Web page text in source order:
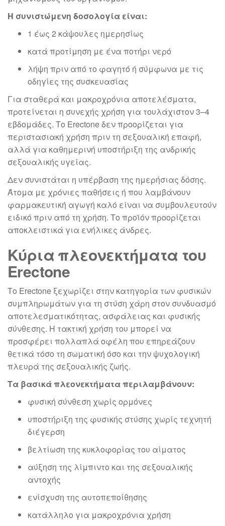
Η συνιστώμενη δοσολογία είναι:
1 έως 2 κάψουλες ημερησίως
κατά προτίμηση με ένα ποτήρι νερό
λήψη πριν από το φαγητό ή σύμφωνα με τις
οδηγίες της συσκευασίας
Για σταθερά και μακροχρόνια αποτελέσματα,
προτείνεται η συνεχής χρήση για τουλάχιστον 3–4
εβδομάδες. Το Erectone δεν προορίζεται για
περιστασιακή χρήση πριν τη σεξουαλική επαφή,
αλλά για καθημερινή υποστήριξη της ανδρικής
σεξουαλικής υγείας.
Δεν συνιστάται η υπέρβαση της ημερήσιας δόσης.
Άτομα με χρόνιες παθήσεις ή που λαμβάνουν
φαρμακευτική αγωγή καλό είναι να συμβουλευτούν
ειδικό πριν από τη χρήση. Το προϊόν προορίζεται
αποκλειστικά για ενήλικες άνδρες.
Κύρια πλεονεκτήματα του
Erectone
Το Erectone ξεχωρίζει στην κατηγορία των φυσικών
συμπληρωμάτων για τη στύση χάρη στον συνδυασμό
αποτελεσματικότητας, ασφάλειας και φυσικής
σύνθεσης. Η τακτική χρήση του μπορεί να
προσφέρει πολλαπλά οφέλη που επηρεάζουν
θετικά τόσο τη σωματική όσο και την ψυχολογική
πλευρά της σεξουαλικής ζωής.
Τα βασικά πλεονεκτήματα περιλαμβάνουν:
φυσική σύνθεση χωρίς ορμόνες
υποστήριξη της φυσικής στύσης χωρίς τεχνητή
διέγερση
βελτίωση της κυκλοφορίας του αίματος
αύξηση της λίμπιντο και της σεξουαλικής
αντοχής
ενίσχυση της αυτοπεποίθησης
κατάλληλο για μακροχρόνια χρήση